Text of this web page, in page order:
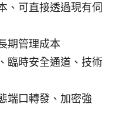
、可直接透過現有伺
期管理成本
臨時安全通道、技術
端口轉發、加密強